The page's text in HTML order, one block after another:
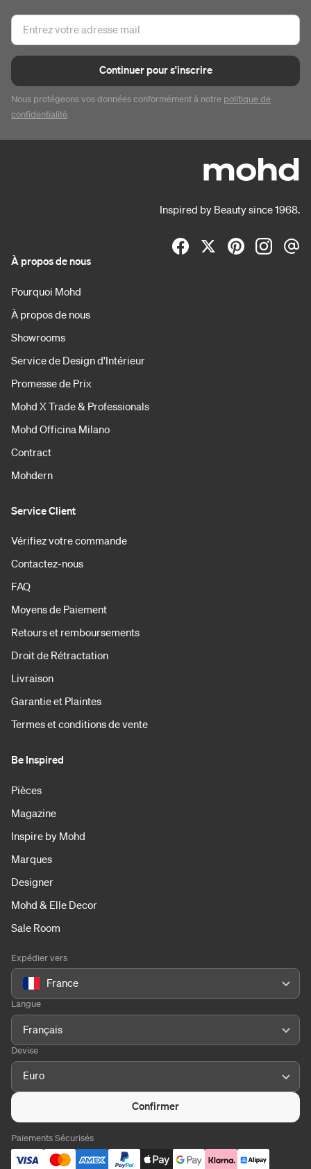
Continuer pour s'inscrire
Nous protégeons vos données conformément à notre politique de
confidentialité.
Inspired by Beauty since 1968.
À propos de nous
Pourquoi Mohd
À propos de nous
Showrooms
Service de Design d'Intérieur
Promesse de Prix
Mohd X Trade & Professionals
Mohd Officina Milano
Contract
Mohdern
Service Client
Vérifiez votre commande
Contactez-nous
FAQ
Moyens de Paiement
Retours et remboursements
Droit de Rétractation
Livraison
Garantie et Plaintes
Termes et conditions de vente
Be Inspired
Pièces
Magazine
Inspire by Mohd
Marques
Designer
Mohd & Elle Decor
Sale Room
Expédier vers
France
Langue
Français
Devise
Euro
Confirmer
Paiements Sécurisés